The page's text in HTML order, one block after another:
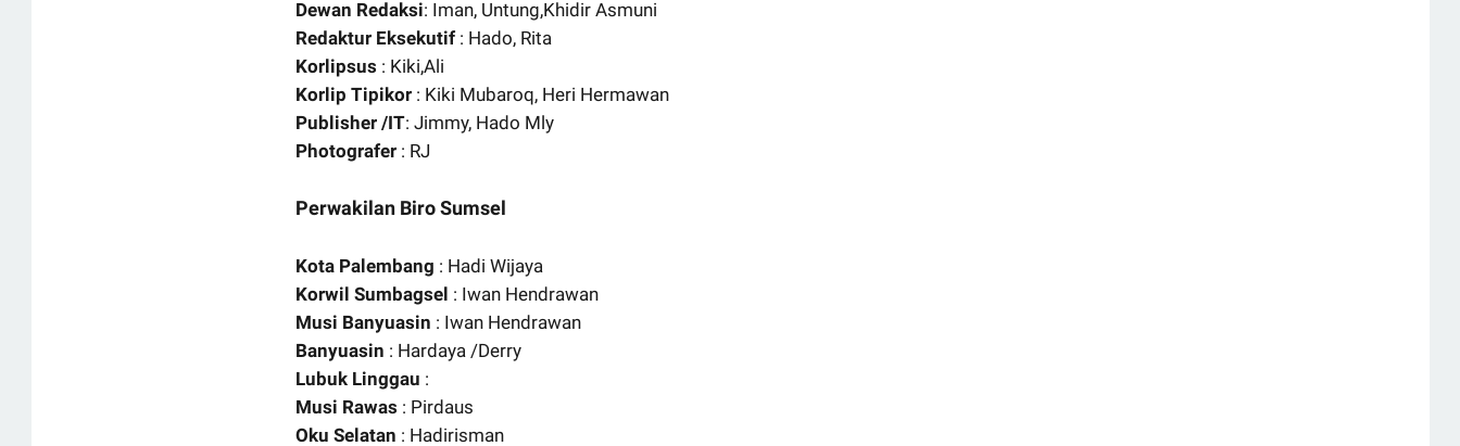
Dewan Redaksi: Iman, Untung,Khidir Asmuni
Redaktur Eksekutif : Hado, Rita
Korlipsus : Kiki,Ali
Korlip Tipikor : Kiki Mubaroq, Heri Hermawan
Publisher /IT: Jimmy, Hado Mly
Photografer : RJ
Perwakilan Biro Sumsel
Kota Palembang : Hadi Wijaya
Korwil Sumbagsel : Iwan Hendrawan
Musi Banyuasin : Iwan Hendrawan
Banyuasin : Hardaya /Derry
Lubuk Linggau :
Musi Rawas : Pirdaus
Oku Selatan : Hadirisman